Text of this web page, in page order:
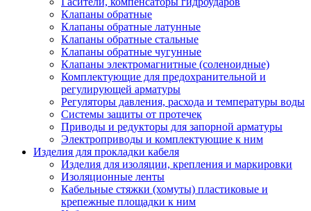
Клапаны обратные
Клапаны обратные латунные
Клапаны обратные стальные
Клапаны обратные чугунные
Клапаны электромагнитные (соленоидные)
Комплектующие для предохранительной и
регулирующей арматуры
Регуляторы давления, расхода и температуры воды
Системы защиты от протечек
Приводы и редукторы для запорной арматуры
Электроприводы и комплектующие к ним
Изделия для прокладки кабеля
Изделия для изоляции, крепления и маркировки
Изоляционные ленты
Кабельные стяжки (хомуты) пластиковые и
крепежные площадки к ним